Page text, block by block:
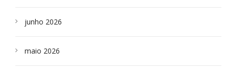
junho 2026
maio 2026